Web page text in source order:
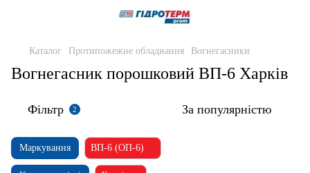
Каталог Протипожежне обладнання Вогнегасники
Вогнегасник порошковий ВП-6 Харків
Фільтр 2 За популярністю
Маркування ВП-6 (ОП-6)